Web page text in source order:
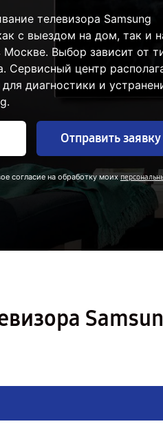
телевизора Samsung
с выездом на дом, так и
Москве. Выбор зависит от
Сервисный центр
диагностики и
Отправить заявку
согласие на обработку моих